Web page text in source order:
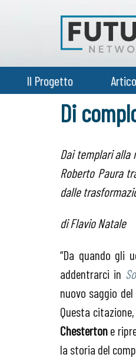
Il Progetto
Di
Dai templari alla
Roberto Paura
dalle
di Flavio Natale
“Da quando gli
addentrarci in
nuovo saggio
Questa
Chestertone
la storia del